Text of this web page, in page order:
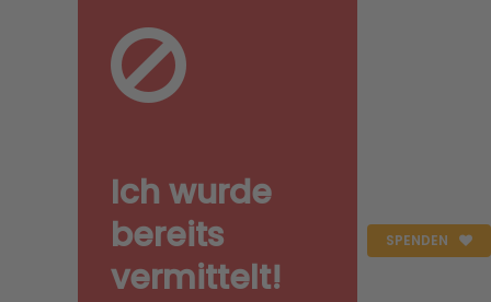
SPENDEN
Ich wurde
bereits
vermittelt!